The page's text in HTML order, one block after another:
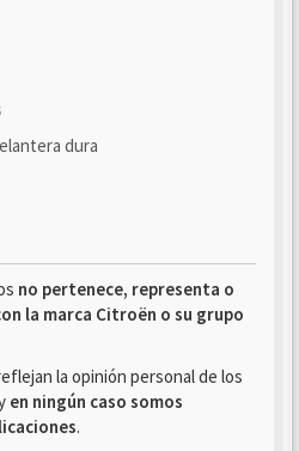
dura
no pertenece, representa o
la marca Citroën o su grupo
la opinión personal de los
en ningún caso somos
.